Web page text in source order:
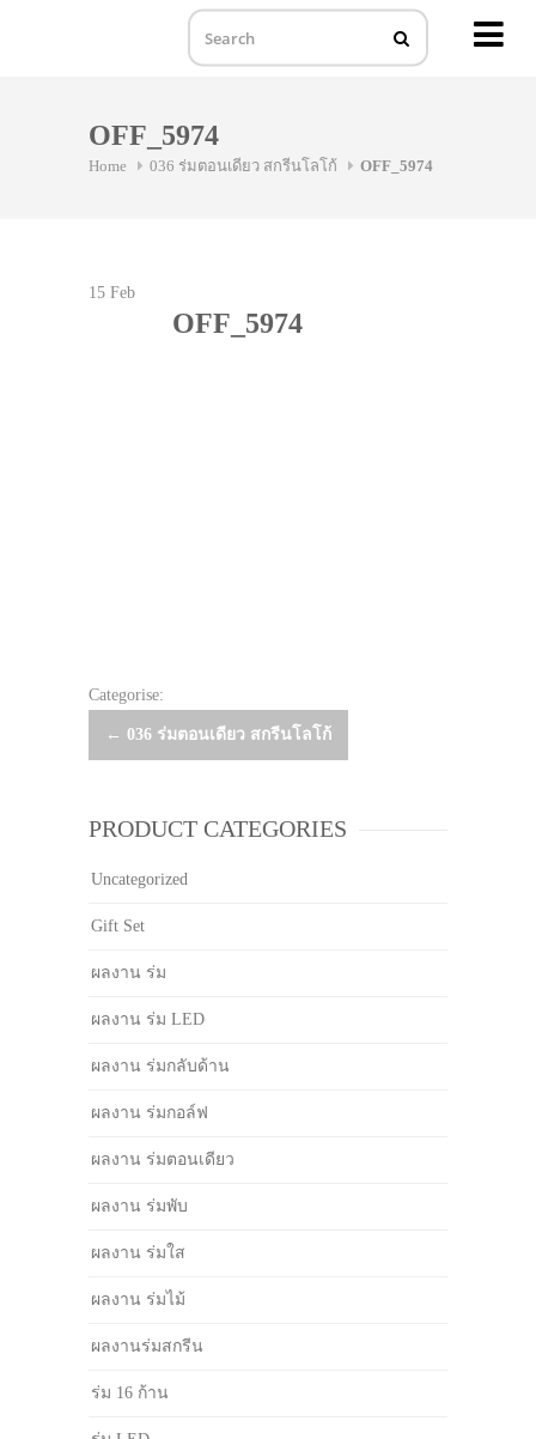
OFF_5974
Home 036 ร่มตอนเดียว สกรีนโลโก้ OFF_5974
15 Feb
OFF_5974
Categorise:
Post
← 036 ร่มตอนเดียว สกรีนโลโก้
PRODUCT CATEGORIES
Uncategorized
Gift Set
ผลงาน ร่ม
ผลงาน ร่ม LED
ผลงาน ร่มกลับด้าน
ผลงาน ร่มกอล์ฟ
ผลงาน ร่มตอนเดียว
ผลงาน ร่มพับ
ผลงาน ร่มใส
ผลงาน ร่มไม้
ผลงานร่มสกรีน
ร่ม 16 ก้าน